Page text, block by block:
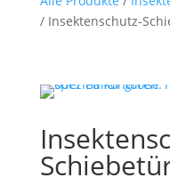
/ Insektenschutz-